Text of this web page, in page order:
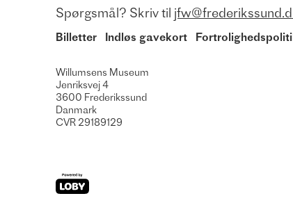
Spørgsmål? Skriv til
Billetter Indløs gavekort
Willumsens Museum
Jenriksvej 4
3600 Frederikssund
Danmark
CVR 29189129